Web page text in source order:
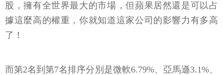
股，擁有全世界最大的市場，但蘋果居然還是可以占
據這麼高的權重，你就知道這家公司的影響力有多高
了！
而第2名到第7名排序分別是微軟6.79%、亞馬遜3.1%、